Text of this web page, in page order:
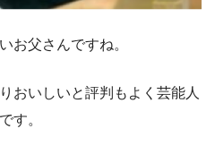
お父さんですね。
おいしいと評判もよく芸能人
す。